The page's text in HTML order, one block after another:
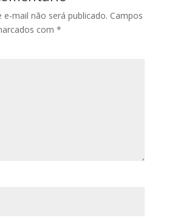
e-mail não será publicado. Campos
com *